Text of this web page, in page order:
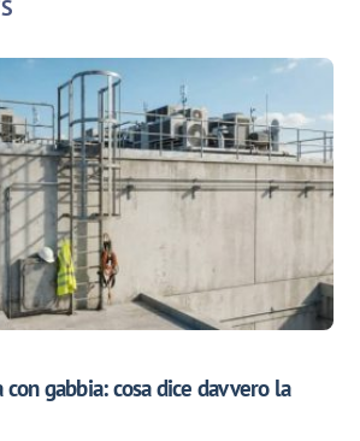
gabbia: cosa dice davvero la